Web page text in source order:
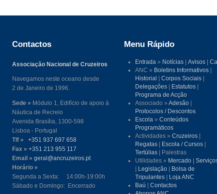
Contactos
Associação Nacional de Cruzeiros
Navegamos neste oceano desde
2 de Janeiro de 1996.
Sede » Módulo 1, Edifício de apoio à
Náutica de Recreio
Avenida Brasília, 1300-598
Lisboa - Portugal
Tlf »
+351 937 697 658
Fax » +351 213 955 117
Email » geral@ancruzeiros.pt
Horário »
Segunda a Sexta: 14:00h-19:00h
Sábado e Domingo: Encerrado
Menu Rápido
Entrada » Notícias |Avisos |
ANC » Boletins Informativos
Historial
|Corpos Sociais
Delegações
Estatutos
Programa de Acção
Associado »Adesão
Protocolos / Descontos
Escola »Conteúdos
Programáticos
Actividades »Cruzeiros
Regatas
Escola / Cursos
Tertúlias | Palestras
Utilidades » Mercado |
Legislação
Bolsa de
Tripulantes
Loja ANC
Baú |Contactos